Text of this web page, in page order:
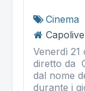
Cinema
Venerdì
diretto da
dal nome
durante i